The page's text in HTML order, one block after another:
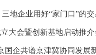
地企业用好“家门口”的
大会暨创新基地启动推
国企共谱京津冀协同发展